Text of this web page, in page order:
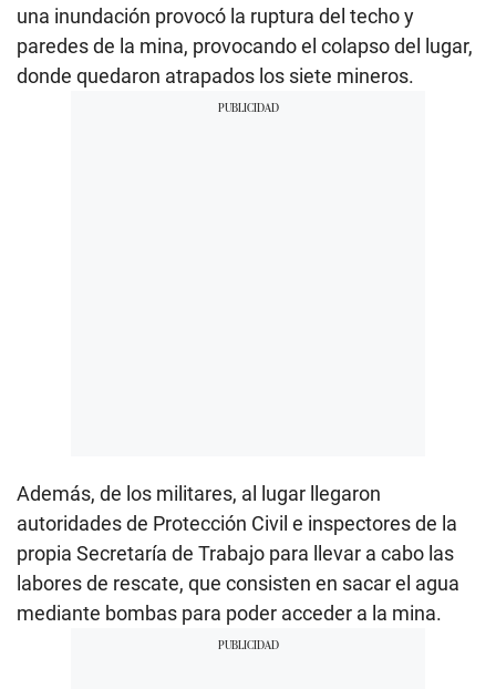
una inundación provocó la ruptura del techo y
paredes de la mina, provocando el colapso del lugar,
donde quedaron atrapados los siete mineros.
Además, de los militares, al lugar llegaron
autoridades de Protección Civil e inspectores de la
propia Secretaría de Trabajo para llevar a cabo las
labores de rescate, que consisten en sacar el agua
mediante bombas para poder acceder a la mina.